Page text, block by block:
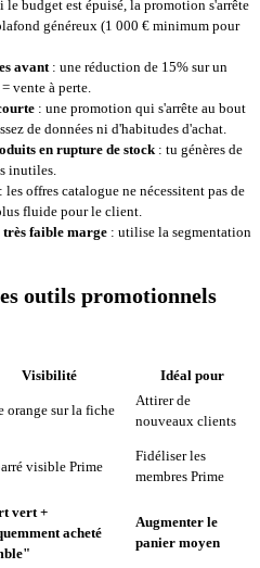
le budget est épuisé, la promotion s'arrête
généreux (1 000 € minimum pour
avant: une réduction de 15% sur un
vente à perte.
: une promotion qui s'arrête au bout
de données ni d'habitudes d'achat.
en rupture de stock: tu génères de
inutiles.
: les offres catalogue ne nécessitent pas de
fluide pour le client.
très faible marge : utilise la segmentation
outils promotionnels
Visibilité
Idéal pour
orange sur la fiche
Attirer de
nouveaux clients
visible Prime
Fidéliser les
membres Prime
vert +
acheté
Augmenter le
panier moyen